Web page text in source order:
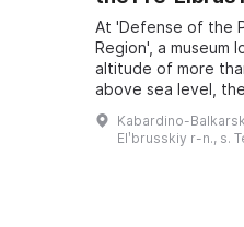
At 'Defense of the
Region', a museum
altitude of more
above sea level,
highest-altitude
II is presented.
Kabardino-
Elʹbrusskiy r-n., s.